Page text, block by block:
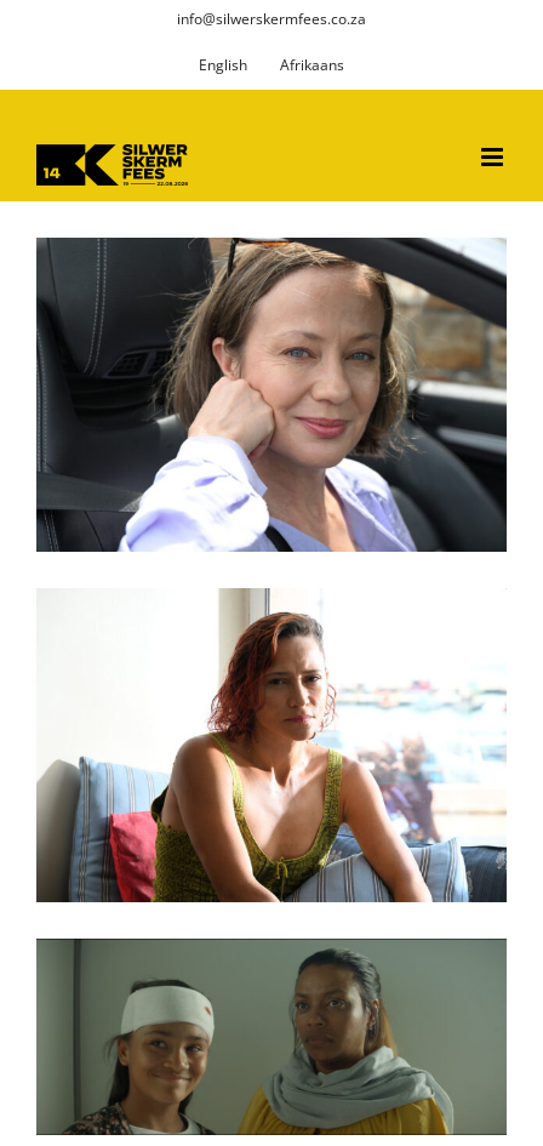
info@silwerskermfees.co.za
English Afrikaans